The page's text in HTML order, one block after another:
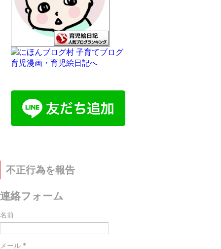
不正行為を報告
連絡フォーム
名前
メール *